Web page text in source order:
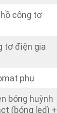
công tơ
tơ điện gia
phụ
bóng huỳnh
(bóng led) +